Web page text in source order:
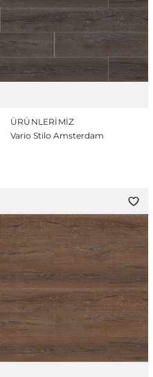
ÜRÜNLERIMIZ
Vario Stilo Amsterdam